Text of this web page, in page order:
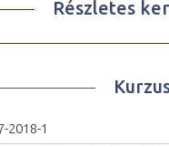
Részletes
2018-1